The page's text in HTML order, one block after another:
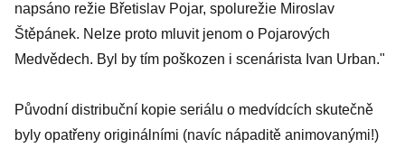
napsáno režie Břetislav Pojar, spolurežie Miroslav
Štěpánek. Nelze proto mluvit jenom o Pojarových
Medvědech. Byl by tím poškozen i scenárista Ivan Urban."
Původní distribuční kopie seriálu o medvídcích skutečně
byly opatřeny originálními (navíc nápaditě animovanými!)